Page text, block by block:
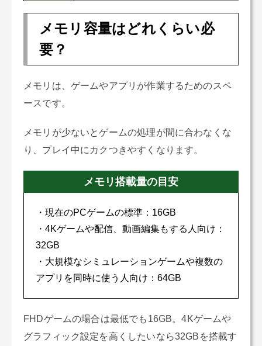
メモリ容量はどれくらい必
要？
メモリは、ゲームやアプリが作業するためのスペ
ースです。
メモリが少ないとゲームの処理が間に合わなくな
り、プレイ中にカクつきやすくなります。
メモリ搭載量の目安
・現在のPCゲームの標準：16GB
・4Kゲームや配信、動画編集もする人向け：
32GB
・大規模なシミュレーションゲームや複数の
アプリを同時に使う人向け：64GB
FHDゲームの場合は最低でも16GB。4Kゲームや
グラフィック設定を高くしたいなら32GBを搭載す